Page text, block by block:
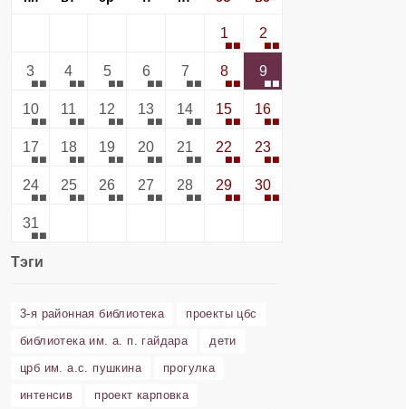
1 2
3 4 5 6 7 8 9
10 11 12 13 14 15 16
17 18 19 20 21 22 23
24 25 26 27 28 29 30
31
Тэги
3-я районная библиотека
проекты цбс
библиотека им. а. п. гайдара
дети
црб им. а.с. пушкина
прогулка
интенсив
проект карповка